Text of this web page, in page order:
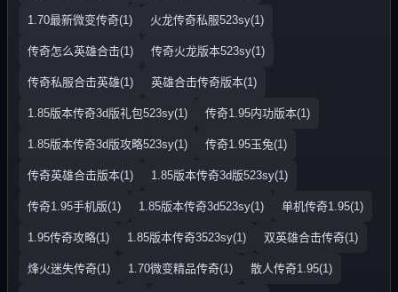
1.70最新微变传奇(1) 火龙传奇私服523sy(1)
传奇怎么英雄合击(1) 传奇火龙版本523sy(1)
传奇私服合击英雄(1) 英雄合击传奇版本(1)
1.85版本传奇3d版礼包523sy(1) 传奇1.95内功版本(1)
1.85版本传奇3d版攻略523sy(1) 传奇1.95玉兔(1)
传奇英雄合击版本(1) 1.85版本传奇3d版523sy(1)
传奇1.95手机版(1) 1.85版本传奇3d523sy(1) 单机传奇1.95(1)
1.95传奇攻略(1) 1.85版本传奇3523sy(1) 双英雄合击传奇(1)
烽火迷失传奇(1) 1.70微变精品传奇(1) 散人传奇1.95(1)